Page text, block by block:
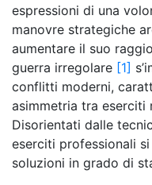
espressioni di una
manovre strategiche
aumentare il suo
guerra irregolare [1]
conflitti moderni,
asimmetria tra eserciti
Disorientati dalle
eserciti professionali
soluzioni in grado di